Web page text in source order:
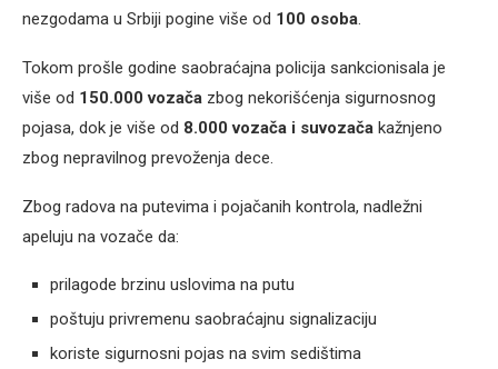
nezgodama u Srbiji pogine više od 100 osoba.
Tokom prošle godine saobraćajna policija sankcionisala je
više od 150.000 vozača zbog nekorišćenja sigurnosnog
pojasa, dok je više od 8.000 vozača i suvozača kažnjeno
zbog nepravilnog prevoženja dece.
Zbog radova na putevima i pojačanih kontrola, nadležni
apeluju na vozače da:
prilagode brzinu uslovima na putu
poštuju privremenu saobraćajnu signalizaciju
koriste sigurnosni pojas na svim sedištima